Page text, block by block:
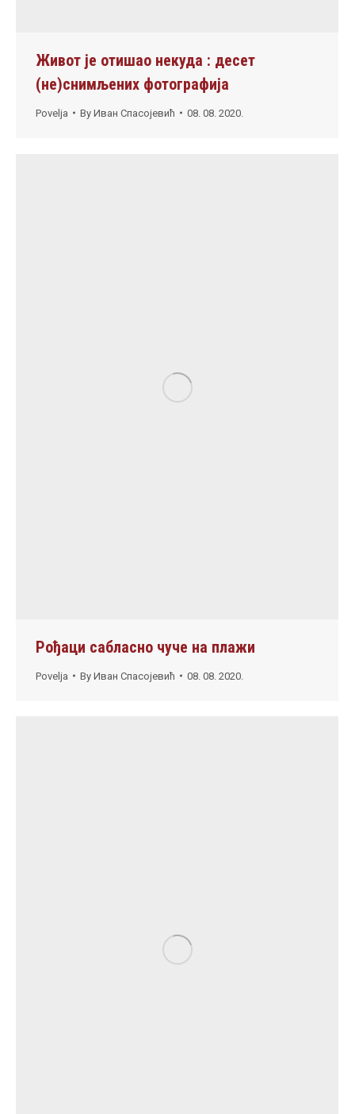
Живот је отишао некуда : десет
(не)снимљених фотографија
Povelja By Иван Спасојевић 08. 08. 2020.
Рођаци сабласно чуче на плажи
Povelja By Иван Спасојевић 08. 08. 2020.